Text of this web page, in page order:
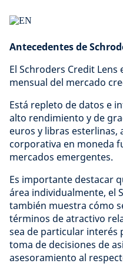
Antecedentes de
El Schroders Credit
mensual del mercado
Está repleto de datos e
alto rendimiento y de
euros y libras esterlinas,
corporativa en moneda
mercados emergentes.
Es importante destacar
área individualmente, el
también muestra cómo
términos de atractivo
sea de particular interés
toma de decisiones de
asesoramiento al